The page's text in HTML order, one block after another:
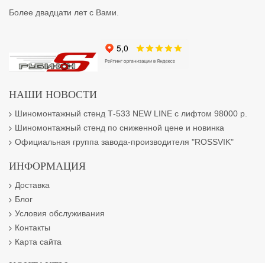
Более двадцати лет с Вами.
НАШИ НОВОСТИ
Шиномонтажный стенд Т-533 NEW LINE с лифтом 98000 р.
Шиномонтажный стенд по сниженной цене и новинка
Официальная группа завода-производителя "ROSSVIK"
ИНФОРМАЦИЯ
Доставка
Блог
Условия обслуживания
Контакты
Карта сайта